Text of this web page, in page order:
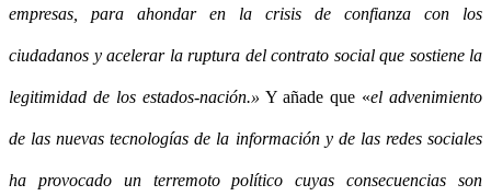
empresas, para ahondar en la crisis de confianza con los
ciudadanos y acelerar la ruptura del contrato social que sostiene la
legitimidad de los estados-nación.» Y añade que «el advenimiento
de las nuevas tecnologías de la información y de las redes sociales
ha provocado un terremoto político cuyas consecuencias son